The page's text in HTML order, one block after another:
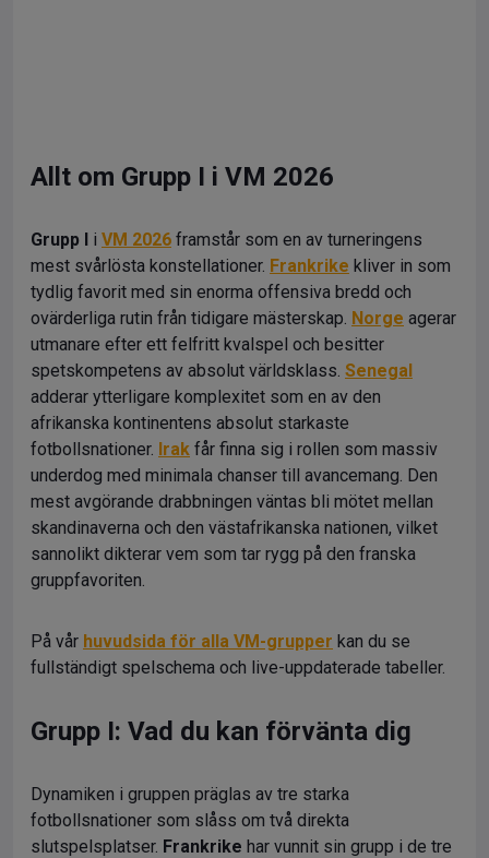
Allt om Grupp I i VM 2026
Grupp I i VM 2026 framstår som en av turneringens
mest svårlösta konstellationer. Frankrike kliver in som
tydlig favorit med sin enorma offensiva bredd och
ovärderliga rutin från tidigare mästerskap. Norge agerar
utmanare efter ett felfritt kvalspel och besitter
spetskompetens av absolut världsklass. Senegal
adderar ytterligare komplexitet som en av den
afrikanska kontinentens absolut starkaste
fotbollsnationer. Irak får finna sig i rollen som massiv
underdog med minimala chanser till avancemang. Den
mest avgörande drabbningen väntas bli mötet mellan
skandinaverna och den västafrikanska nationen, vilket
sannolikt dikterar vem som tar rygg på den franska
gruppfavoriten.
På vår huvudsida för alla VM-grupper kan du se
fullständigt spelschema och live-uppdaterade tabeller.
Grupp I: Vad du kan förvänta dig
Dynamiken i gruppen präglas av tre starka
fotbollsnationer som slåss om två direkta
slutspelsplatser. Frankrike har vunnit sin grupp i de tre